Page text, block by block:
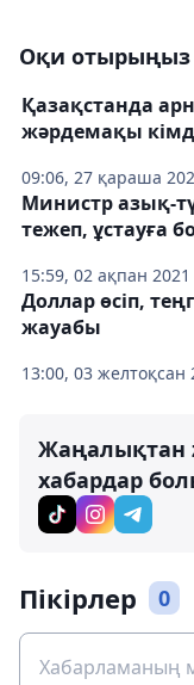
Оқи отырыңыз
09:06, 27 қараша
Қазақстанда
жәрдемақы
15:59, 02 ақпан 2021
Министр азық-
тежеп, ұстауға
13:00, 03 желтоқсан
Доллар өсіп,
жауабы
Жаңалықтан
хабардар
Пікірлер 0